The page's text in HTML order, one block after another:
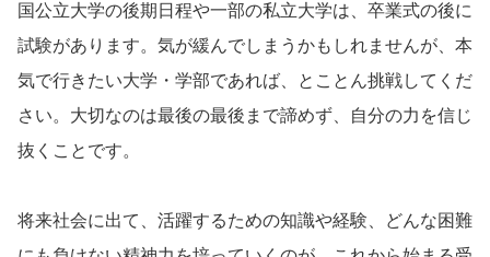
国公立大学の後期日程や一部の私立大学は、卒業式の後に
試験があります。気が緩んでしまうかもしれませんが、本
気で行きたい大学・学部であれば、とことん挑戦してくだ
さい。大切なのは最後の最後まで諦めず、自分の力を信じ
抜くことです。
将来社会に出て、活躍するための知識や経験、どんな困難